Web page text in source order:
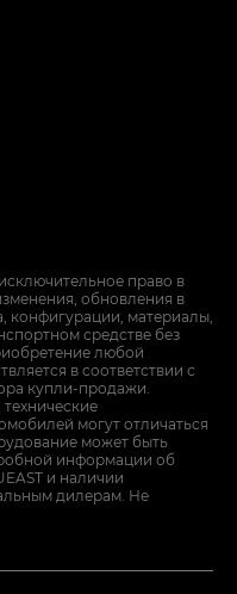
право в
обновления в
конфигурации, материалы,
средстве без
любой
в соответствии с
купли-продажи.
могут отличаться
может быть
информации об
и наличии
дилерам. Не